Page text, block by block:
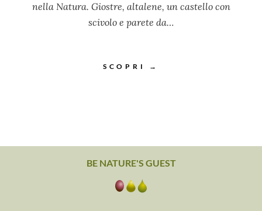
nella Natura. Giostre, altalene, un castello con
scivolo e parete da…
SCOPRI →
BE NATURE'S GUEST